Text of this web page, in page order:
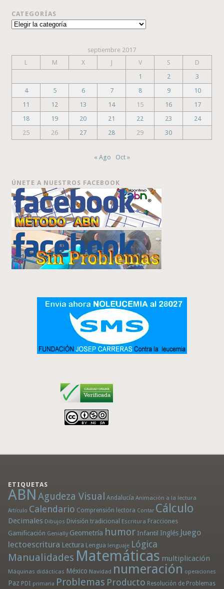
CATEGORÍAS
Categorías
septiembre 2017
L
M X J V S
D
1
2
3
4
5 6 7 8 9
10
11
12 13 14 15 16
17
18
19 20 21 22 23
24
25
26 27 28 29 30
« Ago Oct »
ÚNETE A NUESTROS FACEBOOK
ETIQUETAS
ABN Agudeza Visual Andalucía Animación a la lectura
Artículo Calendario Comprensión lectora Contar Cálculo
Decimales Dibujos División tradicional Escritura Fracciones
Gamificación Genially Geometría humor Infantil Inglés Juego
lectoescritura Lectura Lengua lenguaje Lógica
Manualidades Matemáticas multiplicación
Máquinas didácticas México Navidad numeración operaciones
Paz PDI primaria Problemas Producto Resolución de Problemas